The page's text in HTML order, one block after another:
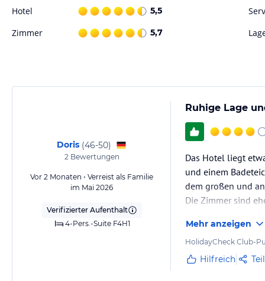
Gewähr und ohne Prüfung durch HolidayCheck. Bitte lies vor der
jeweiligen Veranstalters.
Hotel 5,5
Zimmer 5,7
Doris (46-50)
2Bewertungen
Vor 2 Monaten • Verreist als Familie
im Mai 2026
Verifizierter Aufenthalt
4-Pers.-Suite F4H1
Ruhige Lage
Das Hotel liegt
und einem
dem großen und
Die Zimmer sind
nicht zur
Mehr anzeigen
HolidayCheck Club-
Hilfreich